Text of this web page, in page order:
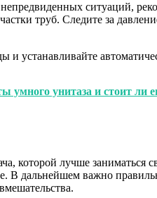
ситуаций,
труб. Следите за
и устанавливайте
умного унитаза и стоит ли
которой лучше
В дальнейшем важно